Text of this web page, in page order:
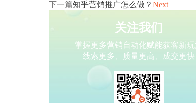
下一篇知乎营销推广怎么做？ Next
关注我们
掌握更多营销自动化赋能获客新玩
线索更多、质量更高、成交更快